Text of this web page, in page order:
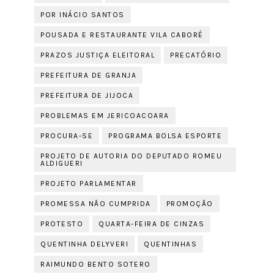
POR INÁCIO SANTOS
POUSADA E RESTAURANTE VILA CABORÉ
PRAZOS JUSTIÇA ELEITORAL PRECATÓRIO
PREFEITURA DE GRANJA
PREFEITURA DE JIJOCA
PROBLEMAS EM JERICOACOARA
PROCURA-SE PROGRAMA BOLSA ESPORTE
PROJETO DE AUTORIA DO DEPUTADO ROMEU
ALDIGUERI
PROJETO PARLAMENTAR
PROMESSA NÃO CUMPRIDA PROMOÇÃO
PROTESTO QUARTA-FEIRA DE CINZAS
QUENTINHA DELYVERI QUENTINHAS
RAIMUNDO BENTO SOTERO